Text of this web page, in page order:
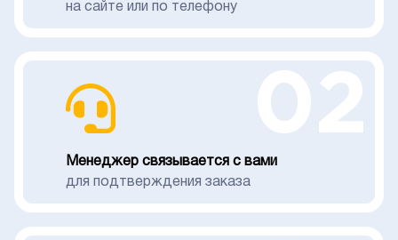
на сайте или по телефону
Менеджер связывается с вами
для подтверждения заказа